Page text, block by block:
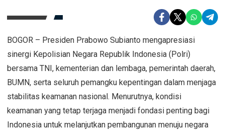
BOGOR – Presiden Prabowo Subianto mengapresiasi
sinergi Kepolisian Negara Republik Indonesia (Polri)
bersama TNI, kementerian dan lembaga, pemerintah daerah,
BUMN, serta seluruh pemangku kepentingan dalam menjaga
stabilitas keamanan nasional. Menurutnya, kondisi
keamanan yang tetap terjaga menjadi fondasi penting bagi
Indonesia untuk melanjutkan pembangunan menuju negara